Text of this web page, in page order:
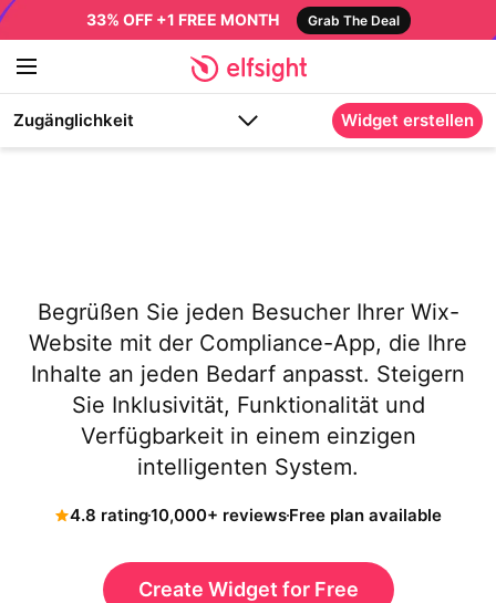
33% OFF +1 FREE MONTH Grab The Deal
Zugänglichkeit Widget erstellen
Begrüßen Sie jeden Besucher Ihrer Wix-
Website mit der Compliance-App, die Ihre
Inhalte an jeden Bedarf anpasst. Steigern
Sie Inklusivität, Funktionalität und
Verfügbarkeit in einem einzigen
intelligenten System.
4.8 rating10,000+ reviewsFree plan available
Create Widget for Free